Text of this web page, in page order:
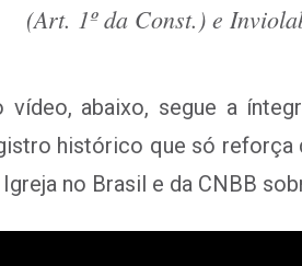
(Art. 1º da Const.) e
vídeo, abaixo, segue a
histórico que só reforça
Igreja no Brasil e da CNBB